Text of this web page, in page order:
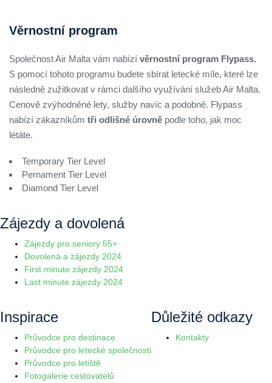
Věrnostní program
Společnost Air Malta vám nabízí věrnostní program Flypass.
S pomocí tohoto programu budete sbírat letecké míle, které lze
následně zužitkovat v rámci dalšího využívání služeb Air Malta.
Cenově zvýhodněné lety, služby navíc a podobně. Flypass
nabízí zákazníkům tři odlišné úrovně podle toho, jak moc
létáte.
Temporary Tier Level
Pernament Tier Level
Diamond Tier Level
Zájezdy a dovolená
Zájezdy pro seniory 55+
Dovolená a zájezdy 2024
First minute zájezdy 2024
Last minute zájezdy 2024
Inspirace
Průvodce pro destinace
Průvodce pro letecké společnosti
Průvodce pro letiště
Fotogalerie cestovatelů
Důležité odkazy
Kontakty